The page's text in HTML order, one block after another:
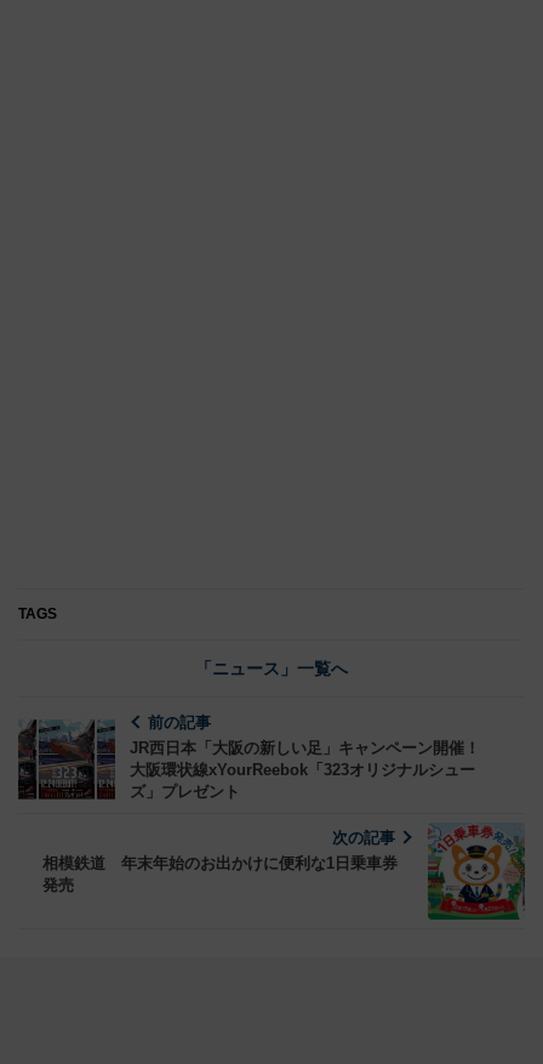
TAGS
「ニュース」一覧へ
前の記事
JR西日本「大阪の新しい足」キャンペーン開催！
大阪環状線xYourReebok「323オリジナルシュー
ズ」プレゼント
次の記事
相模鉄道 年末年始のお出かけに便利な1日乗車券
発売